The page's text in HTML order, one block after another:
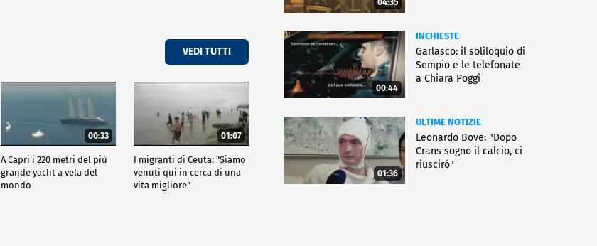
VEDI TUTTI
00:33
A Capri i 220 metri del più
grande yacht a vela del
mondo
01:07
I migranti di Ceuta: "Siamo
venuti qui in cerca di una
vita migliore"
04:35
00:44
INCHIESTE
Garlasco: il soliloquio di
Sempio e le telefonate
a Chiara Poggi
01:36
ULTIME NOTIZIE
Leonardo Bove: "Dopo
Crans sogno il calcio, ci
riuscirò"